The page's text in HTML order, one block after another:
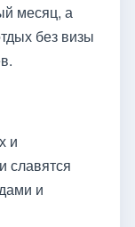
месяц, а
без визы
и
славятся
и